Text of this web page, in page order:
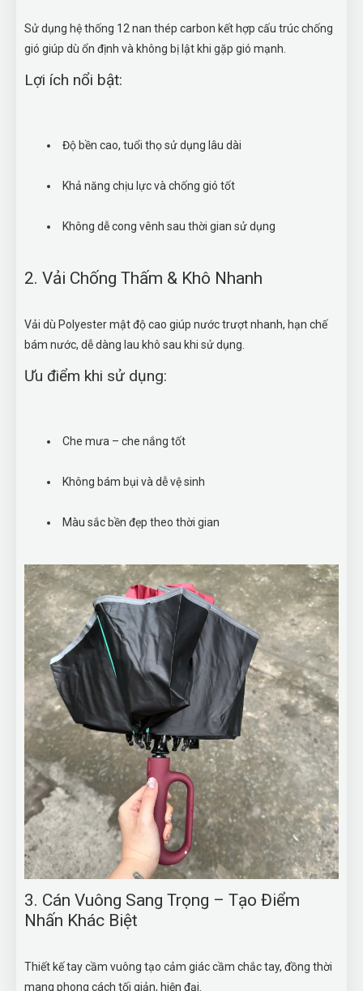
Sử dụng hệ thống 12 nan thép carbon kết hợp cấu trúc chống
gió giúp dù ổn định và không bị lật khi gặp gió mạnh.
Lợi ích nổi bật:
Độ bền cao, tuổi thọ sử dụng lâu dài
Khả năng chịu lực và chống gió tốt
Không dễ cong vênh sau thời gian sử dụng
2. Vải Chống Thấm & Khô Nhanh
Vải dù Polyester mật độ cao giúp nước trượt nhanh, hạn chế
bám nước, dễ dàng lau khô sau khi sử dụng.
Ưu điểm khi sử dụng:
Che mưa – che nắng tốt
Không bám bụi và dễ vệ sinh
Màu sắc bền đẹp theo thời gian
3. Cán Vuông Sang Trọng – Tạo Điểm
Nhấn Khác Biệt
Thiết kế tay cầm vuông tạo cảm giác cầm chắc tay, đồng thời
mang phong cách tối giản, hiện đại.